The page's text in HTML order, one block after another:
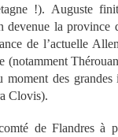
!). Auguste
devenue la province
de l’actuelle
(notamment
moment des grandes
Clovis).
de Flandres à